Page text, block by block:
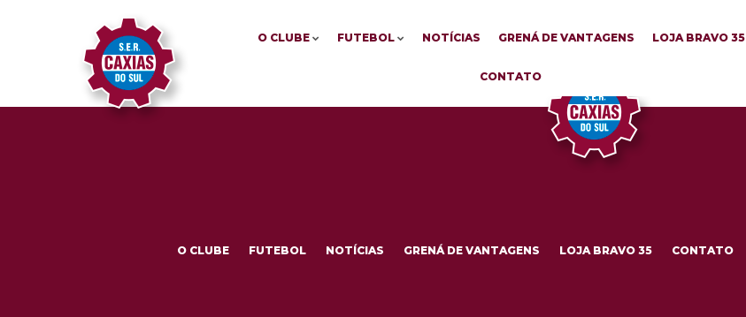
O CLUBE FUTEBOL NOTÍCIAS GRENÁ DE VANTAGENS LOJA BRAVO 35
CONTATO
O CLUBE FUTEBOL NOTÍCIAS GRENÁ DE VANTAGENS LOJA BRAVO 35 CONTATO